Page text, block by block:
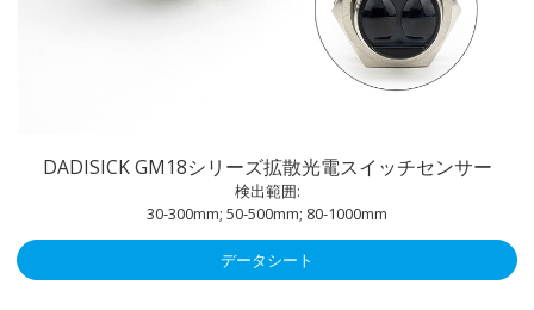
DADISICK GM18シリーズ拡散光電スイッチセンサー
検出範囲:
30-300mm; 50-500mm; 80-1000mm
データシート